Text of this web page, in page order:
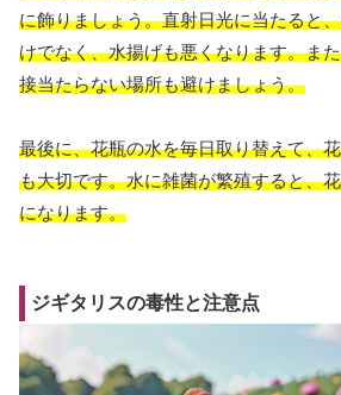
に飾りましょう。直射日光に当たると
けでなく、水揚げも悪くなります。ま
接当たらない場所も避けましょう。
最後に、花瓶の水を毎日取り替えて、
も大切です。水に雑菌が繁殖すると、
になります。
ジギタリスの毒性と注意点